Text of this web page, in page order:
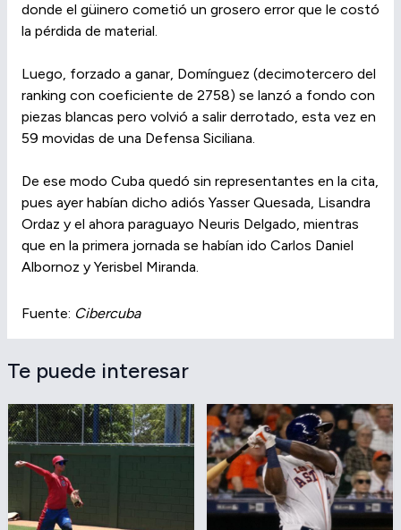
donde el güinero cometió un grosero error que le costó
la pérdida de material.
Luego, forzado a ganar, Domínguez (decimotercero del
ranking con coeficiente de 2758) se lanzó a fondo con
piezas blancas pero volvió a salir derrotado, esta vez en
59 movidas de una Defensa Siciliana.
De ese modo Cuba quedó sin representantes en la cita,
pues ayer habían dicho adiós Yasser Quesada, Lisandra
Ordaz y el ahora paraguayo Neuris Delgado, mientras
que en la primera jornada se habían ido Carlos Daniel
Albornoz y Yerisbel Miranda.
Fuente: Cibercuba
Te puede interesar